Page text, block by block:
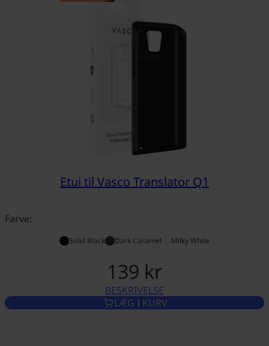
Etui til Vasco Translator Q1
Farve:
Solid Black Dark Caramel Milky White
139 kr
BESKRIVELSEETUI TIL VASCO TRANSLATOR
LÆG I KURV